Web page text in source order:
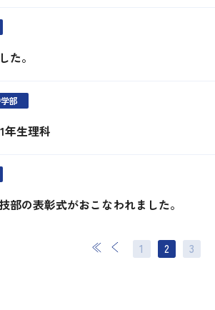
た。
部
年生理科
の表彰式がおこなわれました。
1 2 3
次 最後